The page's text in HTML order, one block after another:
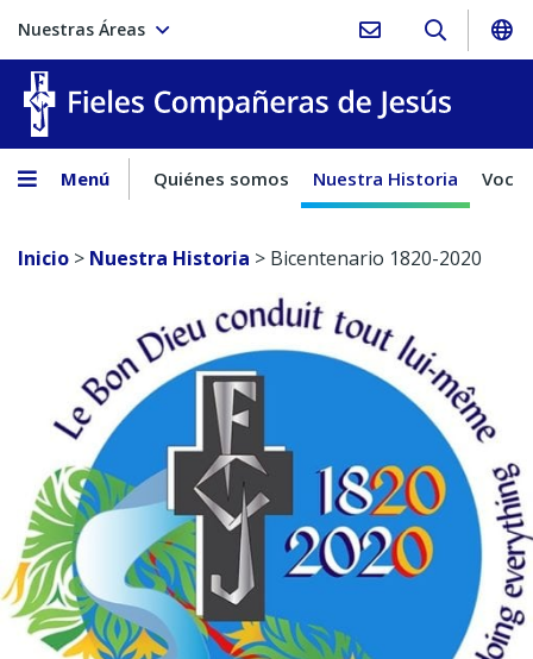
Nuestras Áreas
Menú Quiénes somos Nuestra Historia
Inicio > Nuestra Historia > Bicentenario 1820-2020